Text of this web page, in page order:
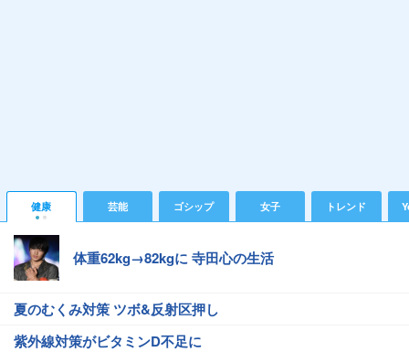
健康 芸能 ゴシップ 女子 トレンド
体重62kg→82kgに 寺田心の生活
夏のむくみ対策 ツボ&反射区押し
紫外線対策がビタミンD不足に